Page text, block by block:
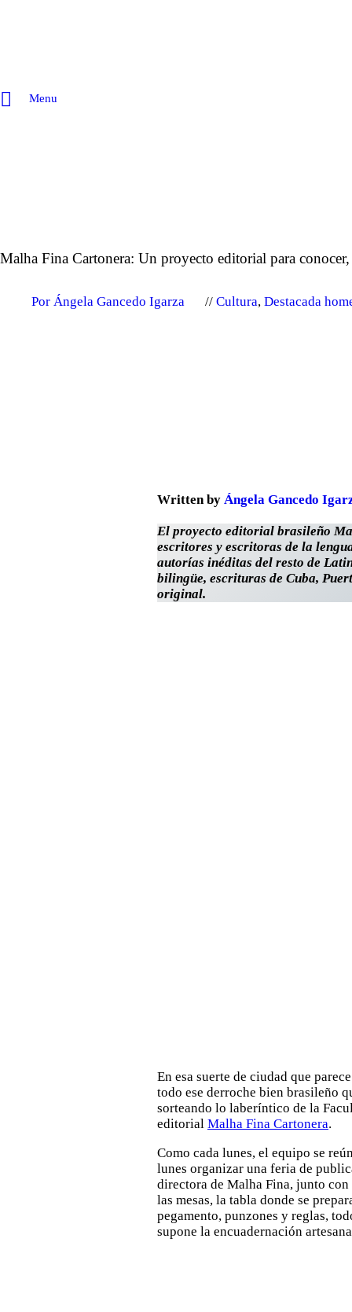
Menu
Malha Fina Cartonera: Un proyecto editorial para
Por Ángela Gancedo Igarza Cultura,Destacada
Written by Ángela Gancedo
El proyecto editorial brasileño
escritores y escritoras de la
autorías inéditas del resto de
bilingüe, escrituras de Cuba,
original.
En esa suerte de ciudad que
todo ese derroche bien brasileño
sorteando lo laberíntico de la
editorial Malha Fina Cartonera.
Como cada lunes, el equipo se
lunes organizar una feria de
directora de Malha Fina, junto
las mesas, la tabla donde se
pegamento, punzones y reglas,
supone la encuadernación